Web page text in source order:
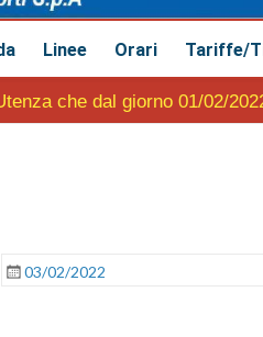
Linee Orari Tariffe/
che dal giorno 01/02/
03/02/2022